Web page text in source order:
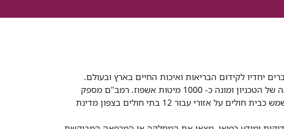
יחדיו לקידום הבריאות ואיכות החיים בארץ ובעולם.
רמב"ם הוא בית חולים ממשלתי אקדמי, המסונף לפקולטה לרפואה של הטכניון ומונה כ- 1000 מיטות אשפוז. רמב"ם מספק
שירותי רפואה לכ-2,700,000 תושבים, צה"ל וכוחות הביטחון, ומשמש כבית חולים על אזורי עבור 12 בתי חולים בצפון מדינת